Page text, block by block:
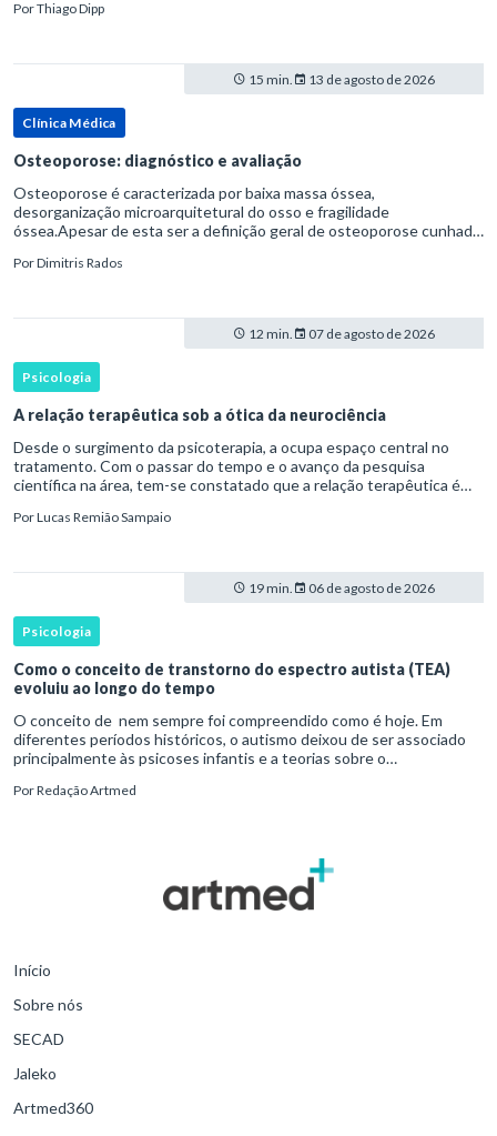
PorThiago Dipp
15 min. 13 de agosto de 2026
Clínica Médica
Osteoporose: diagnóstico e avaliação
Osteoporose é caracterizada por baixa massa óssea,
desorganização microarquitetural do osso e fragilidade
óssea.Apesar de esta ser a definição geral de osteoporose cunhada
patofisiológico, e não c
PorDimitris Rados
12 min. 07 de agosto de 2026
Psicologia
A relação terapêutica sob a ótica da neurociência
Desde o surgimento da psicoterapia, a ocupa espaço central no
tratamento. Com o passar do tempo e o avanço da pesquisa
científica na área, tem-se constatado que a relação terapêutica é
PorLucas Remião Sampaio
19 min. 06 de agosto de 2026
Psicologia
Como o conceito de transtorno do espectro autista (TEA)
evoluiu ao longo do tempo
O conceito de nem sempre foi compreendido como é hoje. Em
diferentes períodos históricos, o autismo deixou de ser associado
principalmente às psicoses infantis e a teorias sobre o
transtorno do des
PorRedação Artmed
Início
Sobre nós
SECAD
Jaleko
Artmed360